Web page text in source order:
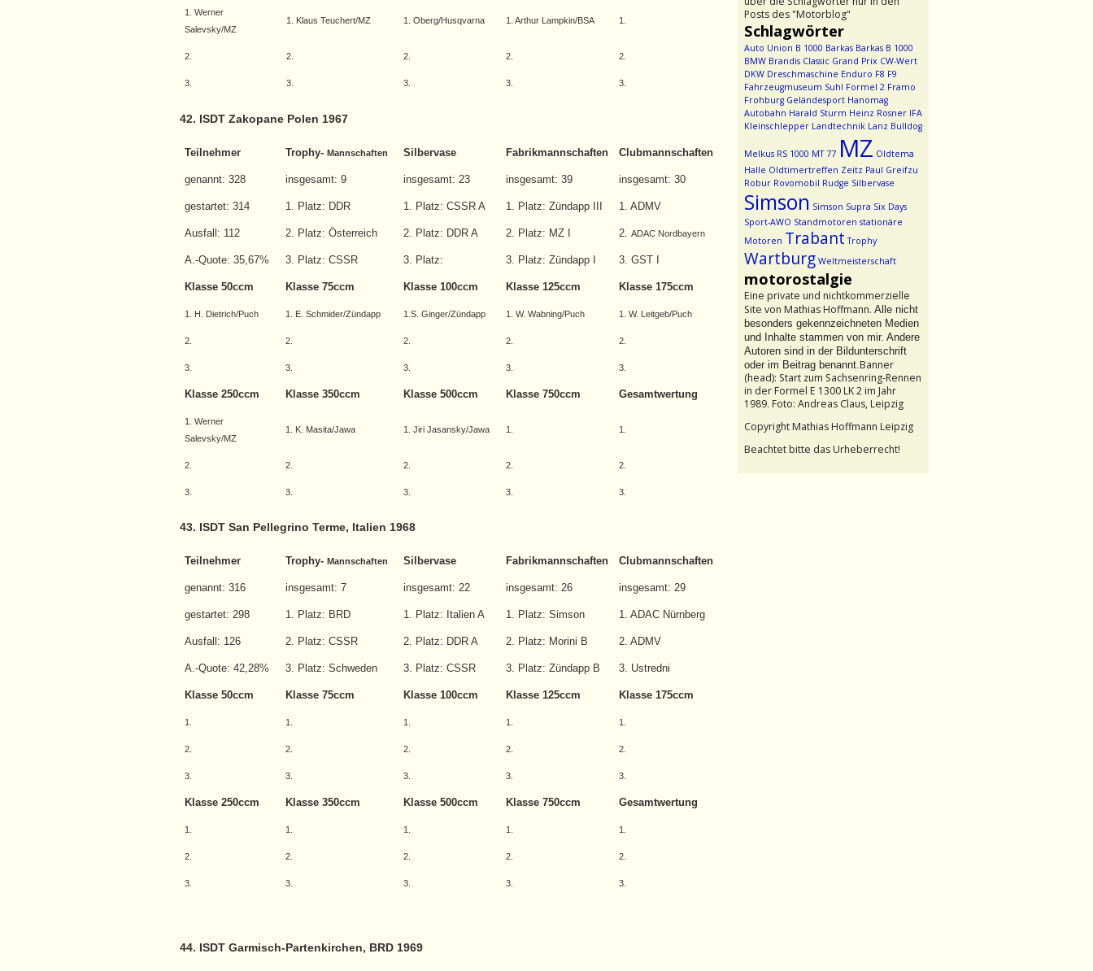
1. Werner
Salevsky/MZ
1. Klaus Teuchert/MZ 1. Oberg/Husqvarna 1. Arthur Lampkin/BSA 1.
2. 2. 2. 2. 2.
3. 3. 3. 3. 3.
42. ISDT Zakopane Polen 1967
Teilnehmer Trophy- Mannschaften Silbervase Fabrikmannschaften Clubmannschaften
genannt: 328 insgesamt: 9 insgesamt: 23 insgesamt: 39 insgesamt: 30
gestartet: 314 1. Platz: DDR 1. Platz: CSSR A 1. Platz: Zündapp III 1. ADMV
Ausfall: 112 2. Platz: Österreich 2. Platz: DDR A 2. Platz: MZ I 2. ADAC Nordbayern
A.-Quote: 35,67% 3. Platz: CSSR 3. Platz: 3. Platz: Zündapp I 3. GST I
Klasse 50ccm Klasse 75ccm Klasse 100ccm Klasse 125ccm Klasse 175ccm
1. H. Dietrich/Puch 1. E. Schmider/Zündapp 1.S. Ginger/Zündapp 1. W. Wabning/Puch 1. W. Leitgeb/Puch
2. 2. 2. 2. 2.
3. 3. 3. 3. 3.
Klasse 250ccm Klasse 350ccm Klasse 500ccm Klasse 750ccm Gesamtwertung
1. Werner
Salevsky/MZ
1. K. Masita/Jawa 1. Jiri Jasansky/Jawa 1. 1.
2. 2. 2. 2. 2.
3. 3. 3. 3. 3.
43. ISDT San Pellegrino Terme, Italien 1968
Teilnehmer Trophy- Mannschaften Silbervase Fabrikmannschaften Clubmannschaften
genannt: 316 insgesamt: 7 insgesamt: 22 insgesamt: 26 insgesamt: 29
gestartet: 298 1. Platz: BRD 1. Platz: Italien A 1. Platz: Simson 1. ADAC Nürnberg
Ausfall: 126 2. Platz: CSSR 2. Platz: DDR A 2. Platz: Morini B 2. ADMV
A.-Quote: 42,28% 3. Platz: Schweden 3. Platz: CSSR 3. Platz: Zündapp B 3. Ustredni
Klasse 50ccm Klasse 75ccm Klasse 100ccm Klasse 125ccm Klasse 175ccm
1. 1. 1. 1. 1.
2. 2. 2. 2. 2.
3. 3. 3. 3. 3.
Klasse 250ccm Klasse 350ccm Klasse 500ccm Klasse 750ccm Gesamtwertung
1. 1. 1. 1. 1.
2. 2. 2. 2. 2.
3. 3. 3. 3. 3.
44. ISDT Garmisch-Partenkirchen, BRD 1969
Posts des "Motorblog"
Schlagwörter
Auto Union B 1000 Barkas Barkas B 1000
BMW Brandis Classic Grand Prix CW-Wert
DKW Dreschmaschine Enduro F8 F9
Fahrzeugmuseum Suhl Formel 2 Framo
Frohburg Geländesport Hanomag
Autobahn Harald Sturm Heinz Rosner IFA
Kleinschlepper Landtechnik Lanz Bulldog
Melkus RS 1000 MT 77 MZ Oldtema
Halle Oldtimertreffen Zeitz Paul Greifzu
Robur Rovomobil Rudge Silbervase
Simson Simson Supra Six Days
Sport-AWO Standmotoren stationäre
Motoren Trabant Trophy
Wartburg Weltmeisterschaft
motorostalgie
Eine private und nichtkommerzielle
Site von Mathias Hoffmann. Alle nicht
besonders gekennzeichneten Medien
und Inhalte stammen von mir. Andere
Autoren sind in der Bildunterschrift
oder im Beitrag benannt. Banner
(head): Start zum Sachsenring-Rennen
in der Formel E 1300 LK 2 im Jahr
1989. Foto: Andreas Claus, Leipzig
Copyright Mathias Hoffmann Leipzig
Beachtet bitte das Urheberrecht!